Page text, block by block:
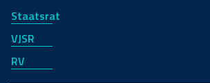
Staatsrat
VJSR
RV